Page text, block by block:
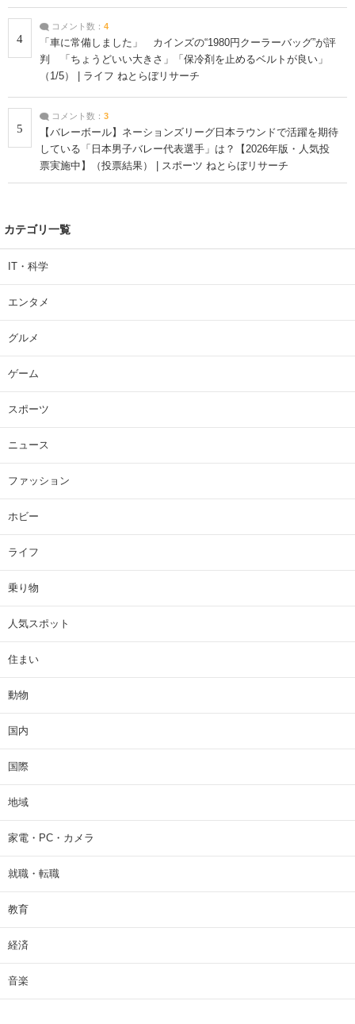
4
コメント数： 4
「車に常備しました」 カインズの“1980円クーラーバッグ”が評
判 「ちょうどいい大きさ」「保冷剤を止めるベルトが良い」
（1/5） | ライフ ねとらぼリサーチ
5
コメント数： 3
【バレーボール】ネーションズリーグ日本ラウンドで活躍を期待
している「日本男子バレー代表選手」は？【2026年版・人気投
票実施中】（投票結果） | スポーツ ねとらぼリサーチ
カテゴリ一覧
IT・科学
エンタメ
グルメ
ゲーム
スポーツ
ニュース
ファッション
ホビー
ライフ
乗り物
人気スポット
住まい
動物
国内
国際
地域
家電・PC・カメラ
就職・転職
教育
経済
音楽